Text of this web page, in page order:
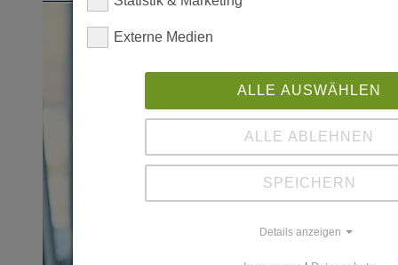
Externe Medien
ALLE AUSWÄHLEN
ALLE ABLEHNEN
SPEICHERN
Details anzeigen